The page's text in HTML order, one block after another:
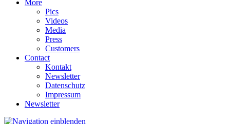
More
Pics
Videos
Media
Press
Customers
Contact
Kontakt
Newsletter
Datenschutz
Impressum
Newsletter